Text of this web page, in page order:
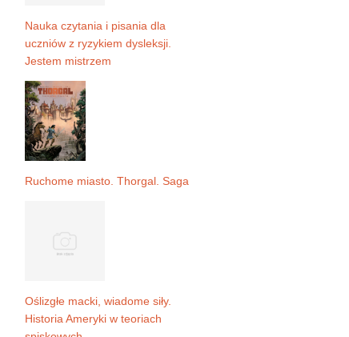
Nauka czytania i pisania dla
uczniów z ryzykiem dysleksji.
Jestem mistrzem
Ruchome miasto. Thorgal. Saga
Oślizgłe macki, wiadome siły.
Historia Ameryki w teoriach